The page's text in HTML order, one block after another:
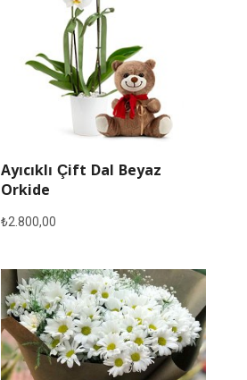
Ayıcıklı Çift Dal Beyaz
Orkide
₺2.800,00